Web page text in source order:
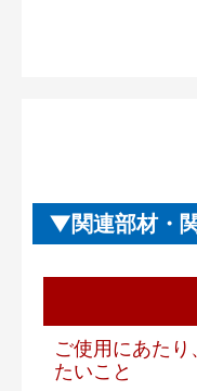
関連部材・
ご使用にあた
たいこと